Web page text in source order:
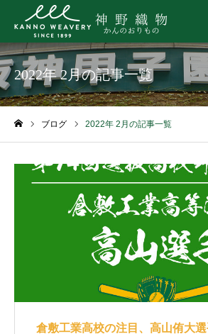
2022年 2月の記事一覧
ブログ 2022年 2月の記事一覧
倉敷工業高校の注目、高山侑大